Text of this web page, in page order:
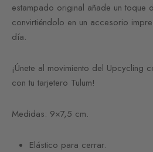
estampado original añade un toque
convirtiéndolo en un accesorio
día.
¡Únete al movimiento del Upcycling
con tu tarjetero Tulum!
Medidas: 9×7,5 cm.
Elástico para cerrar.